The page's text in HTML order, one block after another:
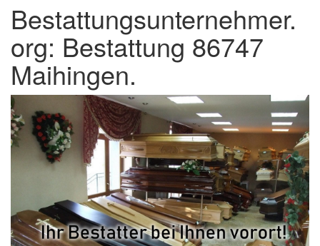
Bestattungsunternehmer.
org: Bestattung 86747
Maihingen.